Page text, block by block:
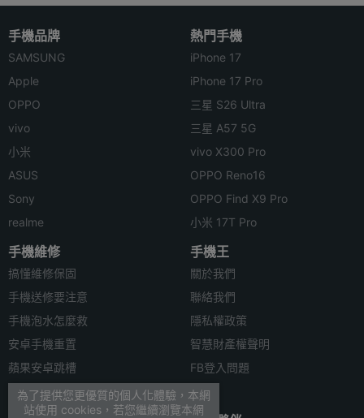
手機品牌
SAMSUNG
Apple
OPPO
vivo
小米
ASUS
Sony
realme
熱門手機
iPhone 17
iPhone 17 Pro
三星 S26 Ultra
三星 A57 5G
vivo X300 Pro
OPPO Reno16
OPPO Find X9 Pro
小米 17T Pro
手機維修
搞懂維修保固
手機送修要注意
手機泡水怎麼救
安卓手機重置
蘋果安卓跳槽
安卓資料轉移
手機王
關於我們
聯絡我們
隱私權政策
智慧財產權聲明
FB登入問題
為了提供您更優質的個人化體驗，本網
站使用 cookies，若您繼續瀏覽本網